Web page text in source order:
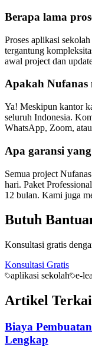
Berapa lama
Proses aplikasi
tergantung
awal project dan
Apakah Nufanas
Ya! Meskipun kantor
seluruh Indonesia.
WhatsApp, Zoom,
Apa garansi
Semua project
hari. Paket
12 bulan. Kami juga
Butuh
Konsultasi gratis
Konsultasi Gratis
aplikasi sekolah
e-
Artikel
Biaya
Lengkap